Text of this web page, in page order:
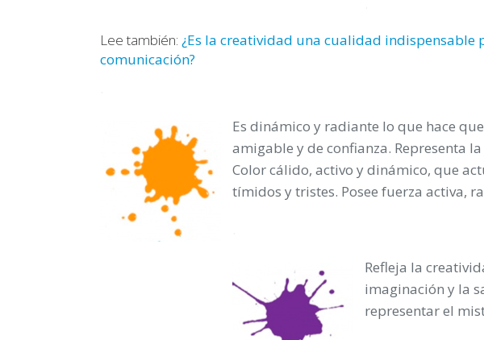
Lee también: ¿Es la creatividad una cualidad indispensable
comunicación?
Es dinámico y radiante lo que hace
amigable y de confianza. Representa
Color cálido, activo y dinámico, que
tímidos y tristes. Posee fuerza activa,
Refleja la
imaginación y la
representar el